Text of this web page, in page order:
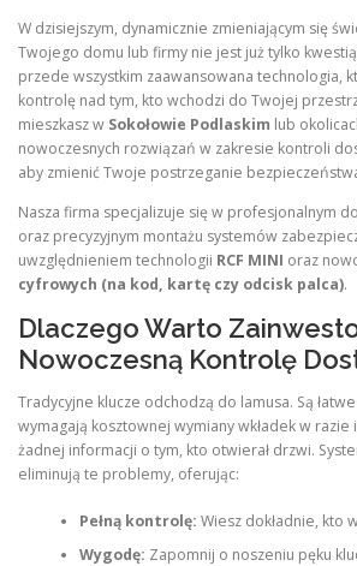
W dzisiejszym, dynamicznie zmieniającym się
Twojego domu lub firmy nie jest już tylko
przede wszystkim zaawansowana technologia,
kontrolę nad tym, kto wchodzi do Twojej
mieszkasz w Sokołowie Podlaskim lub
nowoczesnych rozwiązań w zakresie kontroli
aby zmienić Twoje postrzeganie
Nasza firma specjalizuje się w profesjonalnym
oraz precyzyjnym montażu systemów
uwzględnieniem technologii RCF MINI oraz
cyfrowych (na kod, kartę czy odcisk palca).
Dlaczego Warto
Nowoczesną Kontrolę
Tradycyjne klucze odchodzą do lamusa. Są
wymagają kosztownej wymiany wkładek w razie
żadnej informacji o tym, kto otwierał drzwi.
eliminują te problemy, oferując:
Pełną kontrolę: Wiesz dokładnie, kto
Wygodę: Zapomnij o noszeniu pęku